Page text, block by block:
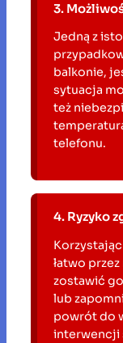
3.
Jedną z
balkonie,
sytuacja
też
telefonu.
4. Ryzyko
łatwo
zostawić
lub
powrót do
interwencji